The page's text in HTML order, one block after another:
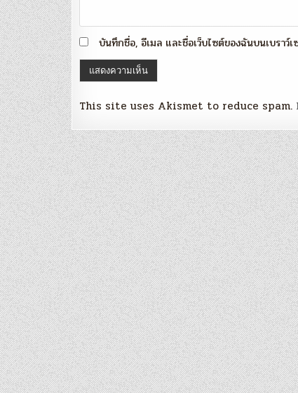
บันทึกชื่อ, อีเมล และชื่อเว็บไซต์ของฉันบนเบราว์
This site uses Akismet to reduce spam.